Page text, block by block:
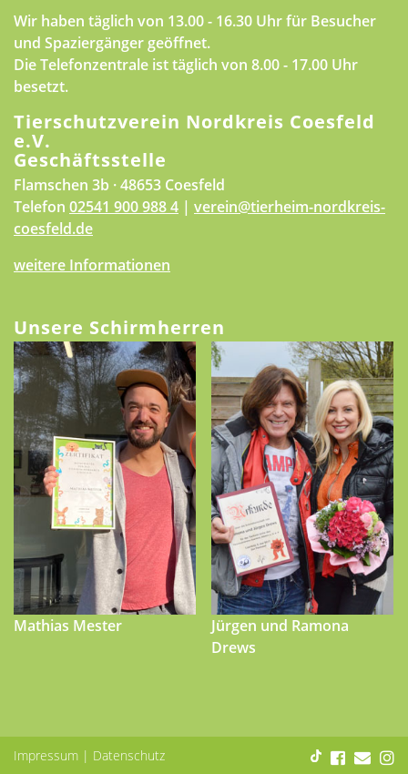
Wir haben täglich von 13.00 - 16.30 Uhr für Besucher
und Spaziergänger geöffnet.
Die Telefonzentrale ist täglich von 8.00 - 17.00 Uhr
besetzt.
Tierschutzverein Nordkreis Coesfeld
e.V.
Geschäftsstelle
Flamschen 3b · 48653 Coesfeld
Telefon 02541 900 988 4 | verein@tierheim-nordkreis-
coesfeld.de
weitere Informationen
Unsere Schirmherren
Mathias Mester
Jürgen und Ramona
Drews
Impressum | Datenschutz